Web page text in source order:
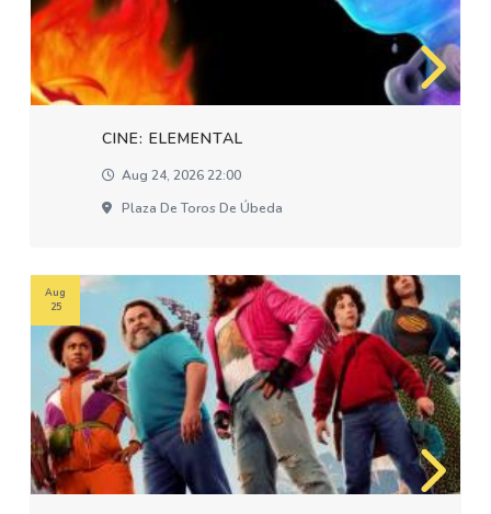
CINE: ELEMENTAL
Aug 24, 2026 22:00
Plaza De Toros De Úbeda
Aug
25